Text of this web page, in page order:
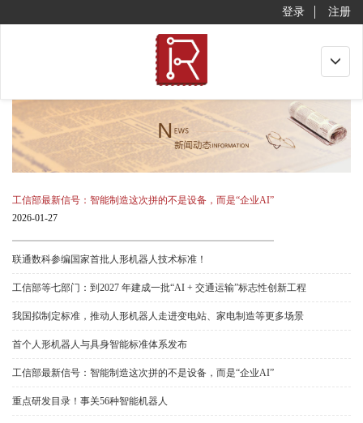
登录 注册
Toggle
工信部最新信号：智能制造这次拼的不是设备，而是“企业AI”
2026-01-27
联通数科参编国家首批人形机器人技术标准！
工信部等七部门：到2027 年建成一批“AI + 交通运输”标志性创新工程
我国拟制定标准，推动人形机器人走进变电站、家电制造等更多场景
首个人形机器人与具身智能标准体系发布
工信部最新信号：智能制造这次拼的不是设备，而是“企业AI”
重点研发目录！事关56种智能机器人